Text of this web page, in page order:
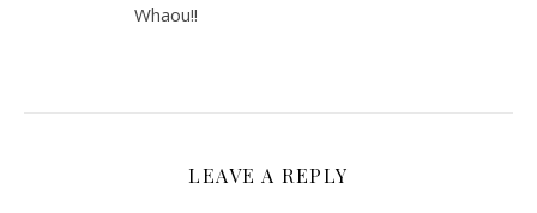
Whaou!!
LEAVE A REPLY